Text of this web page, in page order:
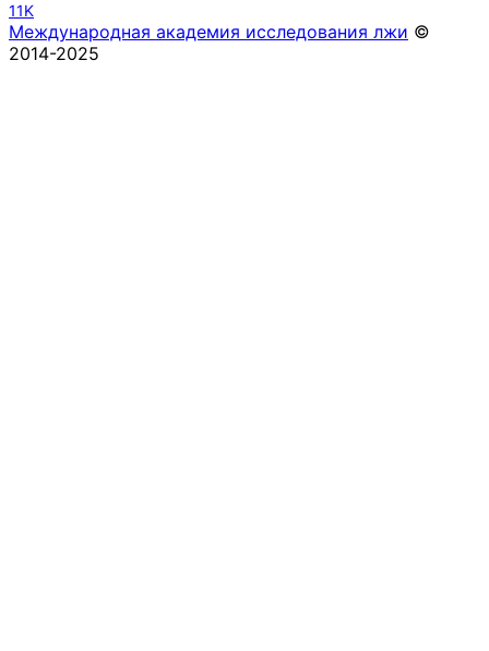
11K
Международная академия исследования лжи ©
2014-2025